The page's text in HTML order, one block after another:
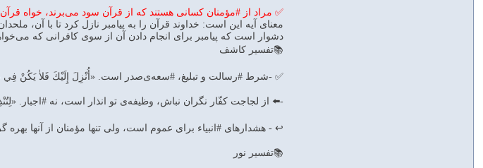
✅ مراد از #مؤمنان كسانى هستند كه از قرآن سود مى‌برند، خواه
معناى آيه اين است: خداوند قرآن را به پيامبر نازل كرد تا با آن،
دشوار است كه پيامبر براى انجام دادن آن از سوى كافرانى كه
📚تفسير كاشف
✅ -شرط #رسالت و تبليغ، #سعه‌ى‌صدر است. «أُنْزِلَ إِلَيْكَ فَلاٰ يَكُنْ فِي
-⬅️ از لجاجت كفّار نگران نباش، وظيفه‌ى تو انذار است، نه #اجبار.
↩️ - هشدارهاى #انبياء براى عموم است، ولى تنها مؤمنان از آنها
📚تفسير نور